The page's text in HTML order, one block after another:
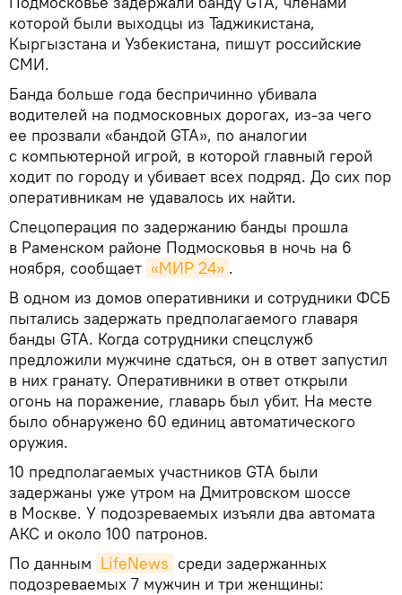
которой были выходцы из Таджикистана,
Кыргызстана и Узбекистана, пишут российские
СМИ.
Банда больше года беспричинно убивала
водителей на подмосковных дорогах, из-за чего
ее прозвали «бандой GTA», по аналогии
с компьютерной игрой, в которой главный герой
ходит по городу и убивает всех подряд. До сих пор
оперативникам не удавалось их найти.
Спецоперация по задержанию банды прошла
в Раменском районе Подмосковья в ночь на 6
ноября, сообщает «МИР 24» .
В одном из домов оперативники и сотрудники ФСБ
пытались задержать предполагаемого главаря
банды GTA. Когда сотрудники спецслужб
предложили мужчине сдаться, он в ответ запустил
в них гранату. Оперативники в ответ открыли
огонь на поражение, главарь был убит. На месте
было обнаружено 60 единиц автоматического
оружия.
10 предполагаемых участников GTA были
задержаны уже утром на Дмитровском шоссе
в Москве. У подозреваемых изъяли два автомата
АКС и около 100 патронов.
По данным LifeNews среди задержанных
подозреваемых 7 мужчин и три женщины: